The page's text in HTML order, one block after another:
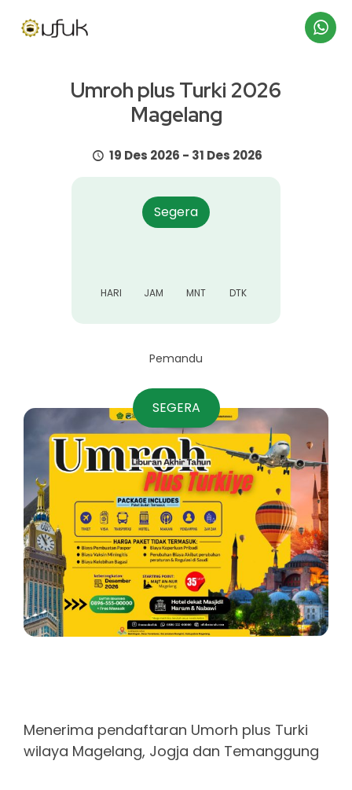
Umroh plus Turki 2026
Magelang
19 Des 2026 - 31 Des 2026
Segera
HARI JAM MNT DTK
Pemandu
SEGERA
Menerima pendaftaran Umorh plus Turki
wilaya Magelang, Jogja dan Temanggung